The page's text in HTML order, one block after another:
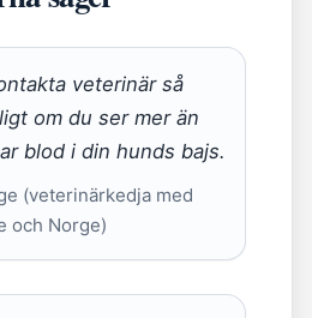
veterinär så
om du ser mer än
blod i din hunds bajs.
(veterinärkedja med
och Norge)